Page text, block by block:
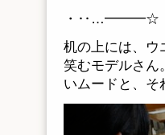
・
机の上には、ウ
笑むモデルさん
いムードと、そ